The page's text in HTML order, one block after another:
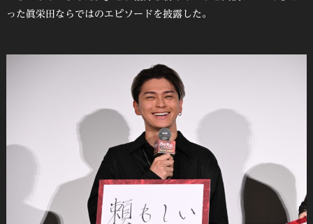
った眞栄田ならではのエピソードを披露した。